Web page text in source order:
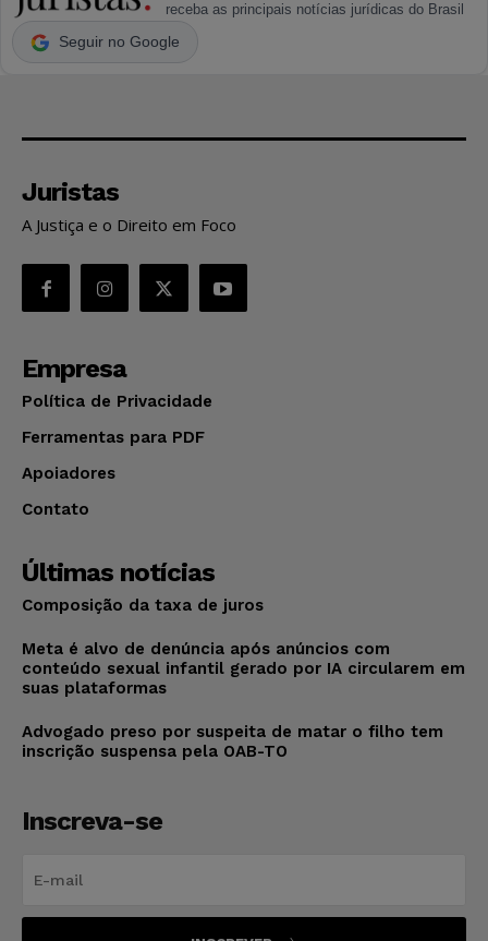
receba as principais notícias jurídicas do Brasil
Seguir no Google
Juristas
A Justiça e o Direito em Foco
Empresa
Política de Privacidade
Ferramentas para PDF
Apoiadores
Contato
Últimas notícias
Composição da taxa de juros
Meta é alvo de denúncia após anúncios com
conteúdo sexual infantil gerado por IA circularem em
suas plataformas
Advogado preso por suspeita de matar o filho tem
inscrição suspensa pela OAB-TO
Inscreva-se